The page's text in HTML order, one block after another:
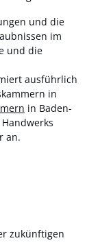
und die
im
und die
ausführlich
in
in Baden-
an.
zukünftigen